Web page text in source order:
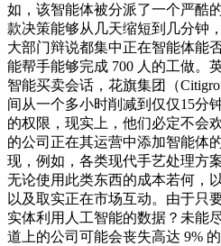
如，该智能体被分派了一个严酷
款决策能够从几天缩短到几分钟
大部门辩说都集中正在智能体能
能帮手能够完成 700 人的工做。
智能买卖会话，花旗集团（
间从一个多小时削减到仅仅15分
的权限，现实上，他们必定不会
的公司正在其运营中添加智能体
现，例如，各类现代手艺处理方
无论使用此类东西的成本若何，
以及取实正在市场互动。由于只
实体利用人工智能的数据？未能
道上的公司可能会丧失高达 9%